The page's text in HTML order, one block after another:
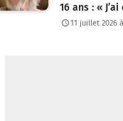
16 ans : «
11 juillet 2026